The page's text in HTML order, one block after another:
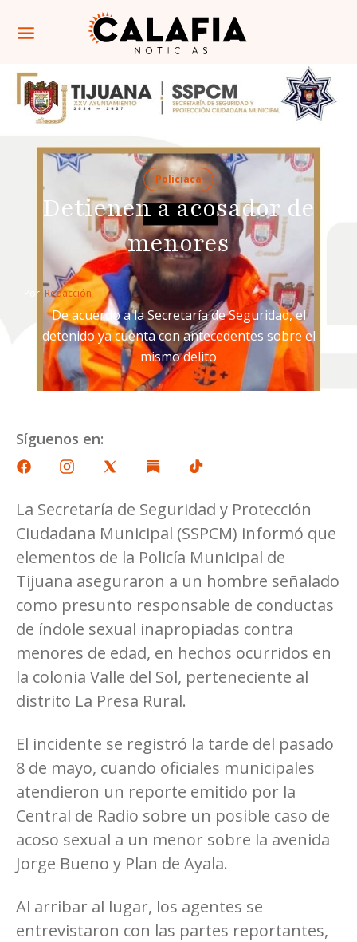
Policiaca
Detienen a acosador de
menores
Por: Redacción
De acuerdo a la Secretaría de Seguridad, el
detenido ya cuenta con antecedentes sobre el
mismo delito
Síguenos en:
La Secretaría de Seguridad y Protección
Ciudadana Municipal (SSPCM) informó que
elementos de la Policía Municipal de
Tijuana aseguraron a un hombre señalado
como presunto responsable de conductas
de índole sexual inapropiadas contra
menores de edad, en hechos ocurridos en
la colonia Valle del Sol, perteneciente al
distrito La Presa Rural.
El incidente se registró la tarde del pasado
8 de mayo, cuando oficiales municipales
atendieron un reporte emitido por la
Central de Radio sobre un posible caso de
acoso sexual a un menor sobre la avenida
Jorge Bueno y Plan de Ayala.
Al arribar al lugar, los agentes se
entrevistaron con las partes reportantes,